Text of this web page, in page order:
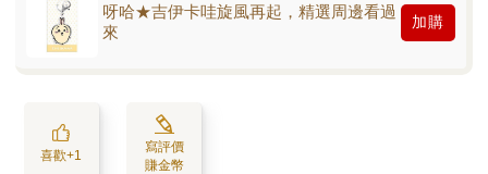
呀哈★吉伊卡哇旋風再起，精選周邊看過
來
加購
喜歡+1
寫評價
賺金幣